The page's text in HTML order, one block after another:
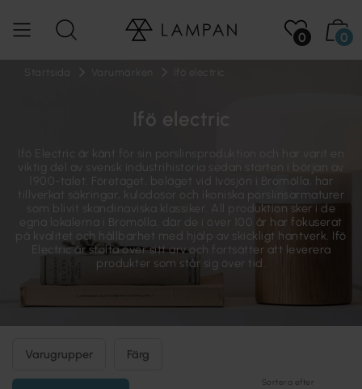
0 0
Startsida Varumärken
Ifö electric
Ifö Electric är känt för sin porslinsproduktion och har varit en
viktig del av svensk industrihistoria sedan starten i början av
1900-talet. Företaget, beläget vid Ivösjön i Bromölla, har
tillverkat säkringar, kulodosor och ikoniska porslinsarmaturer
som blivit skandinaviska klassiker. All produktion sker i de
egna lokalerna i Bromölla, där de i över 100 år har fokuserat
på kvalitet och hållbarhet med hjälp av skickligt hantverk. Ifö
Electric är stolta över sitt arv och fortsätter att leverera
produkter som står sig över tid.
Varugrupper Färg
Sortera efter